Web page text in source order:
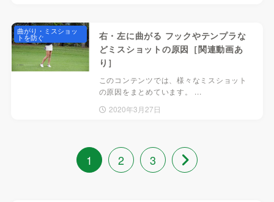
右・左に曲がる フックやテンプラな
どミスショットの原因［関連動画あ
り］
このコンテンツでは、様々なミスショット
の原因をまとめています。 ...
2020年3月27日
曲がり・ミスショッ
トを防ぐ
1 2 3